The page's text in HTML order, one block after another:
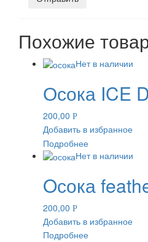
Похожие
Нет в наличии
Осока ICE
200,00 Р
Добавить в избранное
Подробнее
Нет в наличии
Oсока
200,00 Р
Добавить в избранное
Подробнее